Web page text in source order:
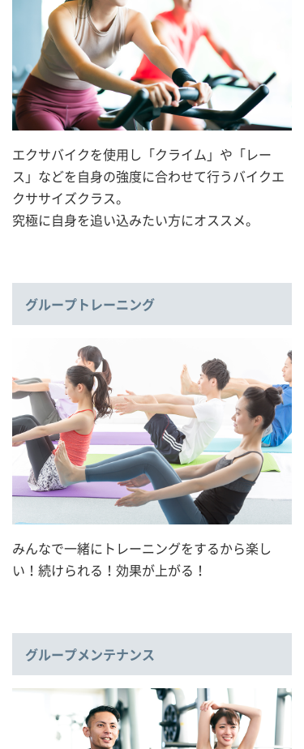
エクサバイクを使用し「クライム」や「レー
ス」などを自身の強度に合わせて行うバイクエ
クササイズクラス。
究極に自身を追い込みたい方にオススメ。
グループトレーニング
みんなで一緒にトレーニングをするから楽し
い！続けられる！効果が上がる！
グループメンテナンス